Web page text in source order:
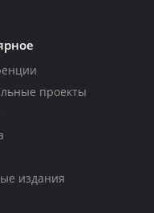
проекты
издания